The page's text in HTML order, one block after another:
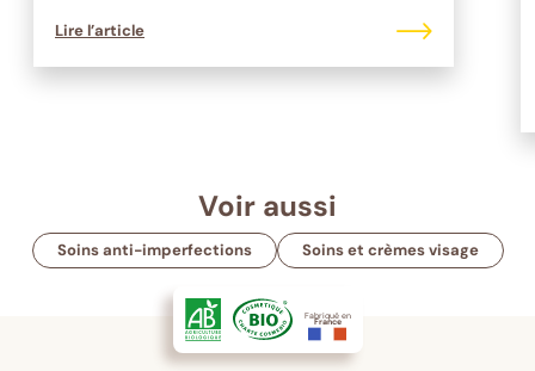
Lire l’article
Voir aussi
Soins anti-imperfections Soins et crèmes visage
Fabriqué en
France